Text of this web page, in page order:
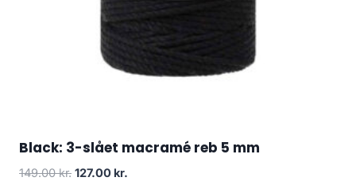
Black: 3-slået macramé reb 5 mm
149.00kr. 127.00 kr.